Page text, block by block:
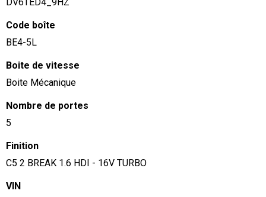
Code boîte
BE4-5L
Boite de vitesse
Boite Mécanique
Nombre de portes
5
Finition
C5 2 BREAK 1.6 HDI - 16V TURBO
VIN